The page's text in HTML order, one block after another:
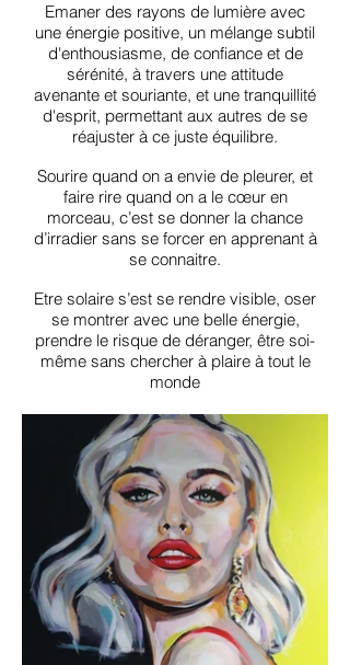
Emaner des rayons de lumière avec
une énergie positive, un mélange subtil
d'enthousiasme, de confiance et de
sérénité, à travers une attitude
avenante et souriante, et une tranquillité
d'esprit, permettant aux autres de se
réajuster à ce juste équilibre.
Sourire quand on a envie de pleurer, et
faire rire quand on a le cœur en
morceau, c’est se donner la chance
d’irradier sans se forcer en apprenant à
se connaitre.
Etre solaire s’est se rendre visible, oser
se montrer avec une belle énergie,
prendre le risque de déranger, être soi-
même sans chercher à plaire à tout le
monde